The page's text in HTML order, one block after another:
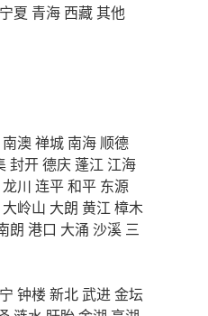
宁夏 青海 西藏其他
南澳禅城 南海 顺德
封开德庆 蓬江 江海
龙川 连平和平 东源
大岭山 大朗 黄江 樟木
朗 港口 大涌 沙溪 三
钟楼 新北武进金坛